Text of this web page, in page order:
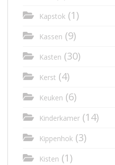
Kapstok (1)
Kassen (9)
Kasten (30)
Kerst (4)
Keuken (6)
Kinderkamer (14)
Kippenhok (3)
Kisten (1)